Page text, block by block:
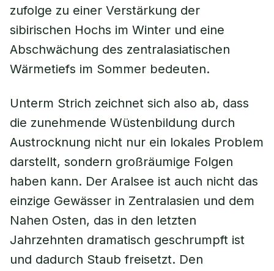
zufolge zu einer Verstärkung der
sibirischen Hochs im Winter und eine
Abschwächung des zentralasiatischen
Wärmetiefs im Sommer bedeuten.
Unterm Strich zeichnet sich also ab, dass
die zunehmende Wüstenbildung durch
Austrocknung nicht nur ein lokales Problem
darstellt, sondern großräumige Folgen
haben kann. Der Aralsee ist auch nicht das
einzige Gewässer in Zentralasien und dem
Nahen Osten, das in den letzten
Jahrzehnten dramatisch geschrumpft ist
und dadurch Staub freisetzt. Den